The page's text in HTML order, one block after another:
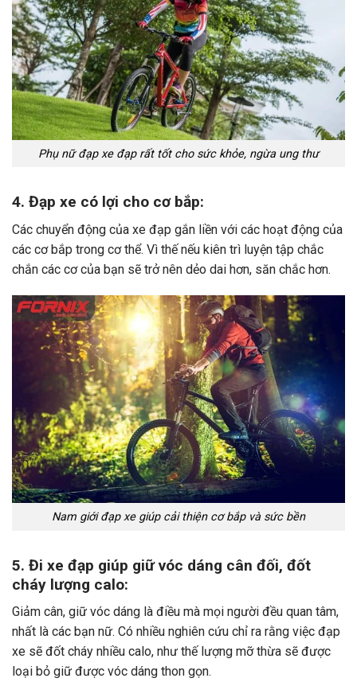
Phụ nữ đạp xe đạp rất tốt cho sức khỏe, ngừa ung thư
4. Đạp xe có lợi cho cơ bắp:
Các chuyển động của xe đạp gắn liền với các hoạt động của
các cơ bắp trong cơ thể. Vì thế nếu kiên trì luyện tập chắc
chắn các cơ của bạn sẽ trở nên dẻo dai hơn, săn chắc hơn.
Nam giới đạp xe giúp cải thiện cơ bắp và sức bền
5. Đi xe đạp giúp giữ vóc dáng cân đối, đốt
cháy lượng calo:
Giảm cân, giữ vóc dáng là điều mà mọi người đều quan tâm,
nhất là các bạn nữ. Có nhiều nghiên cứu chỉ ra rằng việc đạp
xe sẽ đốt cháy nhiều calo, như thế lượng mỡ thừa sẽ được
loại bỏ giữ được vóc dáng thon gọn.